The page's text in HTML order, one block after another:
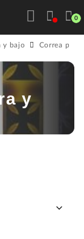
0
y bajo Correa para
y